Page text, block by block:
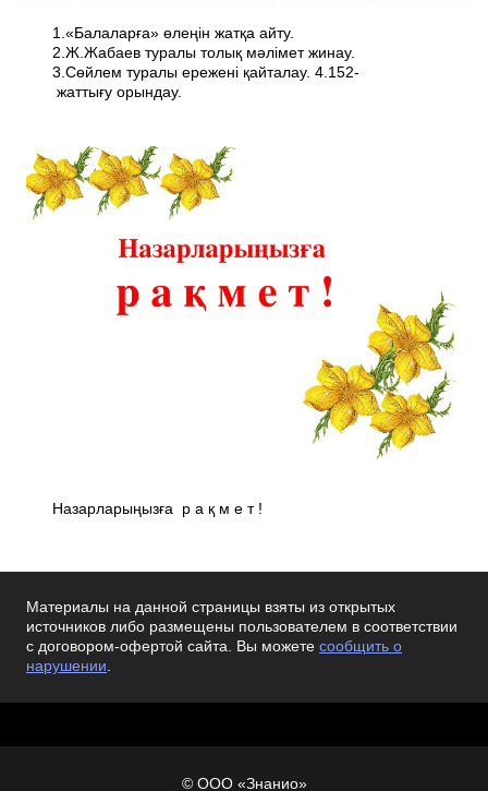
1.«Балаларға» өлеңін жатқа айту.
2.Ж.Жабаев туралы толық мәлімет жинау.
3.Сөйлем туралы ережені қайталау. 4.152­
жаттығу орындау.
Назарларыңызға р а қ м е т !
Материалы на данной страницы взяты из открытых
источников либо размещены пользователем в соответствии
с договором-офертой сайта. Вы можете сообщить о
нарушении.
© ООО «Знанио»